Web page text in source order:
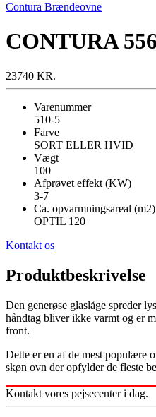
Contura Brændeovne
CONTURA
23740 KR.
Varenummer
510-5
Farve
SORT ELLER HVID
Vægt
100
Afprøvet effekt (KW)
3-7
Ca. opvarmningsareal (m2)
OPTIL 120
Kontakt os
Produktbeskrivelse
Den generøse glaslåge spreder
håndtag bliver ikke varmt og er
front.
Dette er en af de mest populære
skøn ovn der opfylder de fleste
Kontakt vores pejsecenter i dag.